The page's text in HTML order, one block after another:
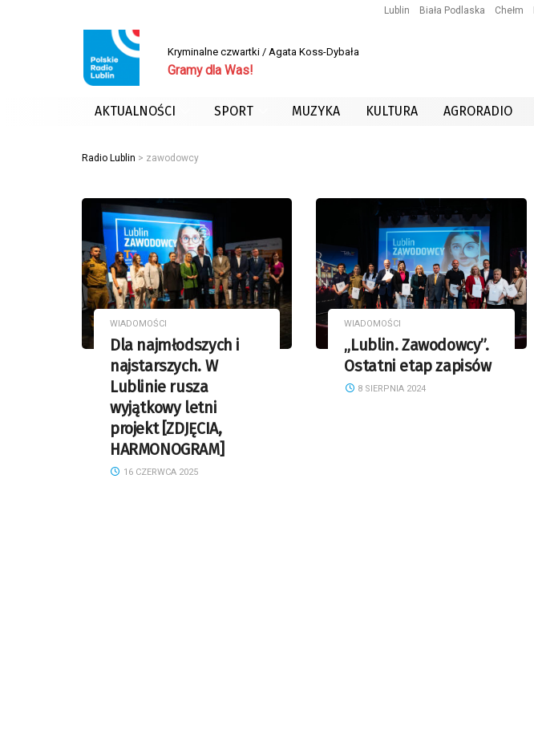
Lublin Biała Podlaska Chełm
Kryminalne czwartki / Agata Koss-Dybała
Gramy dla Was!
AKTUALNOŚCI SPORT MUZYKA KULTURA AGRORADIO
Radio Lublin > zawodowcy
WIADOMOŚCI
Dla najmłodszych i
najstarszych. W
Lublinie rusza
wyjątkowy letni
projekt [ZDJĘCIA,
HARMONOGRAM]
16 CZERWCA 2025
WIADOMOŚCI
„Lublin. Zawodowcy”.
Ostatni etap zapisów
8 SIERPNIA 2024